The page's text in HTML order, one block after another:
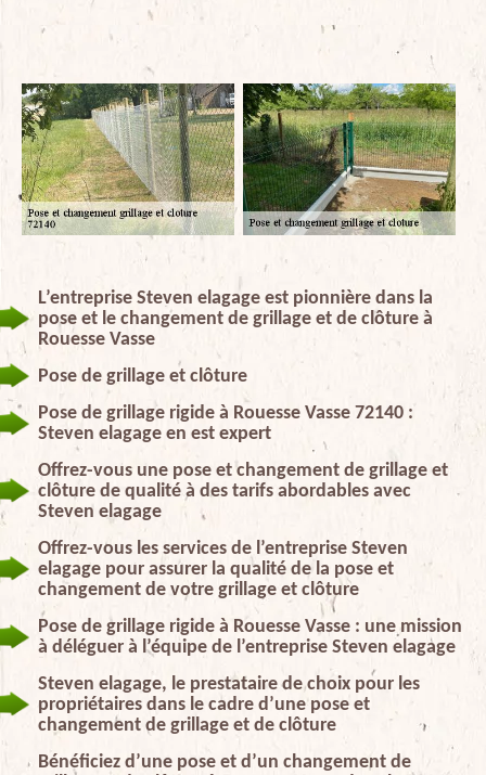
L’entreprise Steven elagage est pionnière dans la
pose et le changement de grillage et de clôture à
Rouesse Vasse
Pose de grillage et clôture
Pose de grillage rigide à Rouesse Vasse 72140 :
Steven elagage en est expert
Offrez-vous une pose et changement de grillage et
clôture de qualité à des tarifs abordables avec
Steven elagage
Offrez-vous les services de l’entreprise Steven
elagage pour assurer la qualité de la pose et
changement de votre grillage et clôture
Pose de grillage rigide à Rouesse Vasse : une mission
à déléguer à l’équipe de l’entreprise Steven elagage
Steven elagage, le prestataire de choix pour les
propriétaires dans le cadre d’une pose et
changement de grillage et de clôture
Bénéficiez d’une pose et d’un changement de